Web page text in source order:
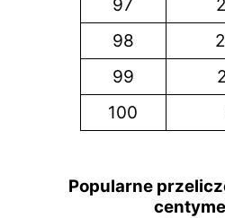
97
98
99
100
Popularne